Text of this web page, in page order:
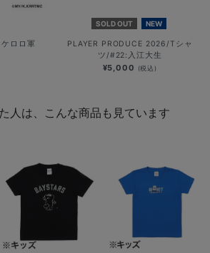
ロロ軍
SOLD OUT NEW
PLAYER PRODUCE 2026/Tシャ
ツ/#22:入江大生
¥5,000 (税込)
人は、こんな商品も見ています